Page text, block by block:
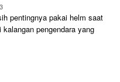
pentingnya pakai helm saat
pengendara yang